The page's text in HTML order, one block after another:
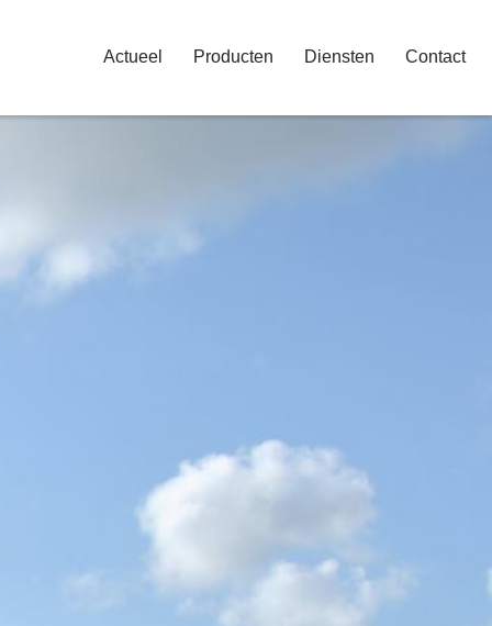
Actueel Producten Diensten Contact